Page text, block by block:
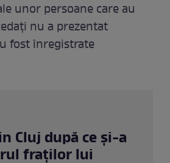
unor persoane care au
nu a prezentat
fost înregistrate
Cluj după ce și-a
fraților lui